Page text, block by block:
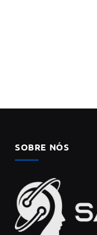
SOBRE NÓS